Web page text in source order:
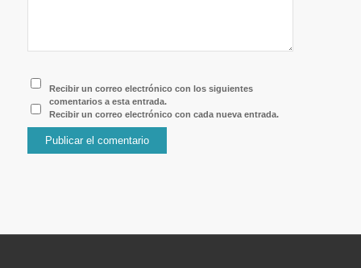
Recibir un correo electrónico con los siguientes
comentarios a esta entrada.
Recibir un correo electrónico con cada nueva entrada.